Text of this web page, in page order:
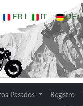
FR IT DE
Pasados Registro
Garmin